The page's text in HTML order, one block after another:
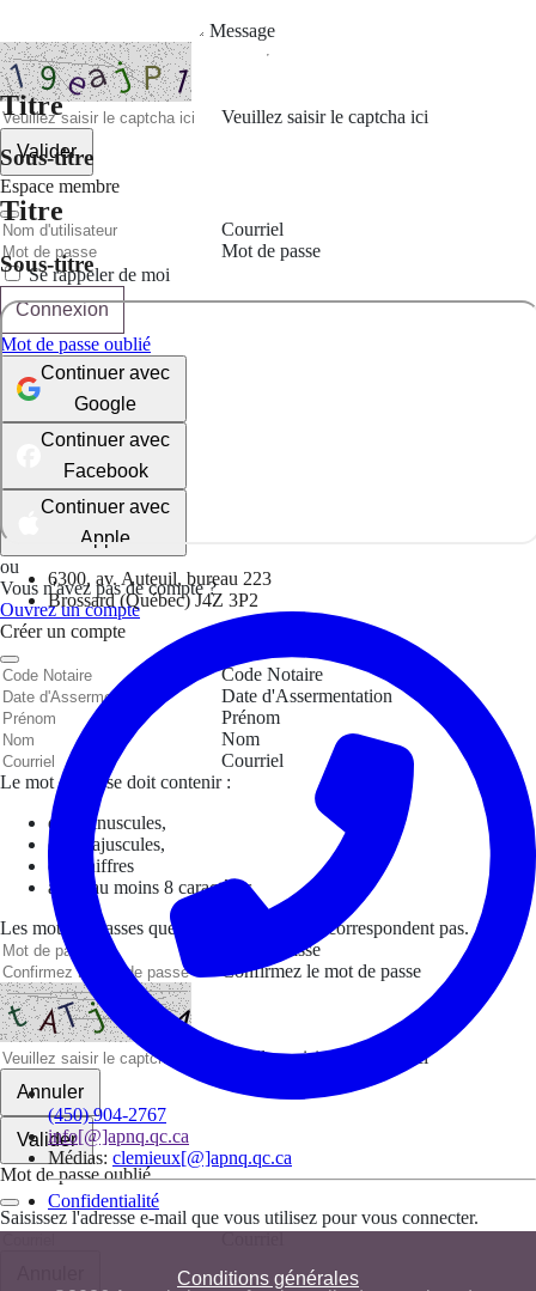
Titre
Sous-titre
Titre
Sous-titre
6300, av. Auteuil, bureau 223
Brossard (Québec) J4Z 3P2
(450) 904-2767
info[@]apnq.qc.ca
Médias: clemieux[@]apnq.qc.ca
Confidentialité
Conditions générales
Message
Veuillez saisir le captcha ici
Valider
Espace membre
Courriel
Mot de passe
Se rappeler de moi
Connexion
Mot de passe oublié
Continuer avec
Google
Continuer avec
Facebook
Continuer avec
Apple
ou
Vous n'avez pas de compte ?
Ouvrez un compte
Créer un compte
Code Notaire
Date d'Assermentation
Prénom
Nom
Courriel
Le mot de passe doit contenir :
des minuscules,
des majuscules,
des chiffres
avoir au moins 8 caractères
Les mots de passes que vous avez saisis ne correspondent pas.
Mot de passe
Confirmez le mot de passe
Veuillez saisir le captcha ici
Annuler
Valider
Mot de passe oublié
Saisissez l'adresse e-mail que vous utilisez pour vous connecter.